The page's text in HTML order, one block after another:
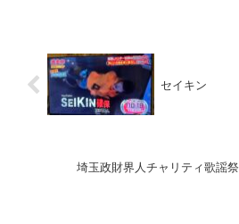
セイキン
埼玉政財界人チャリティ歌謡祭